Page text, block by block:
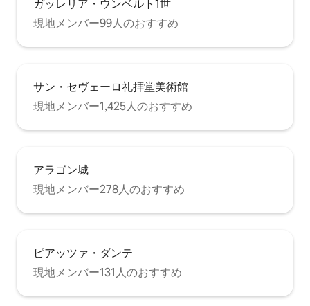
のワードローブとベッドリネンが備わっ
ており、隣接するバスルームにはシャワ
室は広々としており、4つのドアのワード
ることができます。この部屋にはシャワ
ーのない専用バスルームもありますが、
ビデとタオルが備わっています。 その他
の快適さ： エアコンはすべての部屋にあ
です。海が見える屋外エリアには、4 ～8
人用のテーブル、新しいクッション付き
屋外ソファ、サンラウンジャー、ビーチ
チェア、バーベキューがあります。 テラ
スの隣にある噴水付きバルコニーには、
ます。 芸術愛好家の方は、家中に飾られ
ている絵画をお楽しみいただけます。さ
らに、家の近くにある専用小道を通る
チにすぐに行けます。 家全体、テラス、
ガッレリア・ウンベルト1世
現地メンバー99人のおすすめ
サン・セヴェーロ礼拝堂美術館
現地メンバー1,425人のおすすめ
アラゴン城
現地メンバー278人のおすすめ
ピアッツァ・ダンテ
現地メンバー131人のおすすめ